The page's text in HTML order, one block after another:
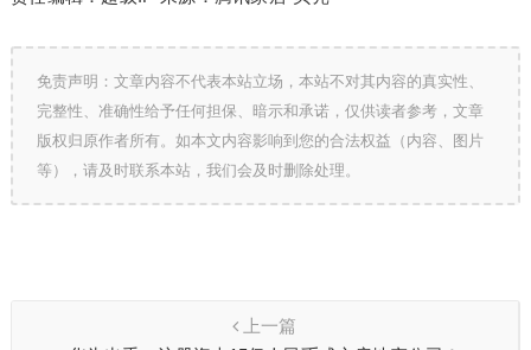
免责声明：文章内容不代表本站立场，本站不对其内容的真实性、
完整性、准确性给予任何担保、暗示和承诺，仅供读者参考，文章
版权归原作者所有。如本文内容影响到您的合法权益（内容、图片
等），请及时联系本站，我们会及时删除处理。
上一篇